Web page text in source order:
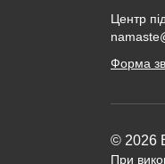
Центр
Форма
© 2026
При